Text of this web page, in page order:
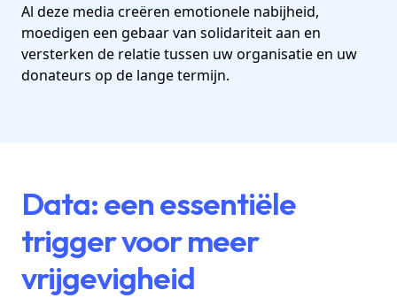
Al deze media creëren emotionele nabijheid,
moedigen een gebaar van solidariteit aan en
versterken de relatie tussen uw organisatie en uw
donateurs op de lange termijn.
Data: een essentiële
trigger voor meer
vrijgevigheid